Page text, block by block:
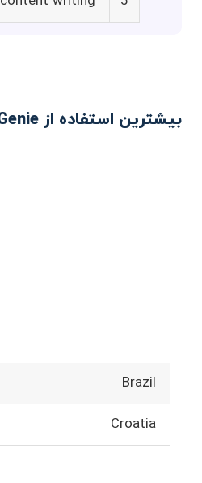
بیشترین استفاده از TXTGenie
Brazil
Croatia